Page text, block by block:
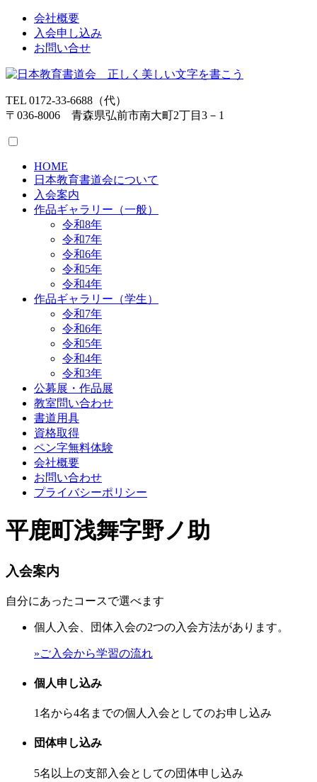
会社概要
入会申し込み
お問い合せ
TEL 0172-33-6688（代）
〒036-8006 青森県弘前市南大町2丁目3－1
HOME
日本教育書道会について
入会案内
作品ギャラリー（一般）
令和8年
令和7年
令和6年
令和5年
令和4年
作品ギャラリー（学生）
令和7年
令和6年
令和5年
令和4年
令和3年
公募展・作品展
教室問い合わせ
書道用具
資格取得
ペン字無料体験
会社概要
お問い合わせ
プライバシーポリシー
平鹿町浅舞字野ノ助
入会案内
自分にあったコースで選べます
個人入会、団体入会の2つの入会方法があります。
»ご入会から学習の流れ
個人申し込み
1名から4名までの個人入会としてのお申し込み
団体申し込み
5名以上の支部入会としての団体申し込み